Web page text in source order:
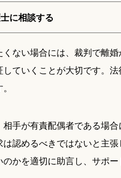
に相談する
くない場合には、裁判で離
していくことが大切です。
相手が有責配偶者である場
は認めるべきではないと主
のかを適切に助言し、サポー